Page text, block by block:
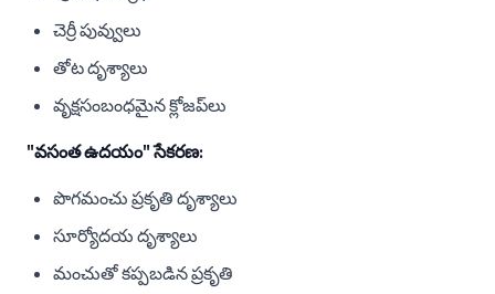
చెర్రీ పువ్వులు
తోట దృశ్యాలు
వృక్షసంబంధమైన క్లోజప్‌లు
"వసంత ఉదయం" సేకరణ:
పొగమంచు ప్రకృతి దృశ్యాలు
సూర్యోదయ దృశ్యాలు
మంచుతో కప్పబడిన ప్రకృతి